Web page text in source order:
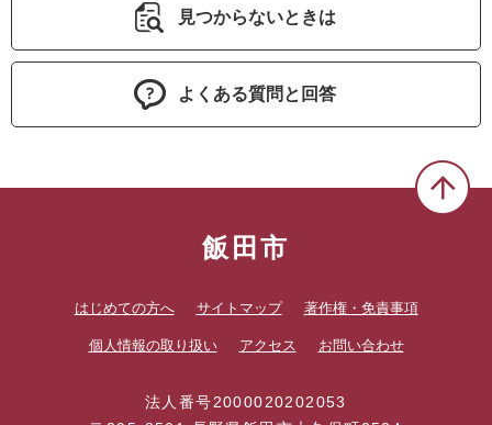
見つからないときは
よくある質問と回答
飯田市
はじめての方へ サイトマップ 著作権・免責事項
個人情報の取り扱い アクセス お問い合わせ
法人番号2000020202053